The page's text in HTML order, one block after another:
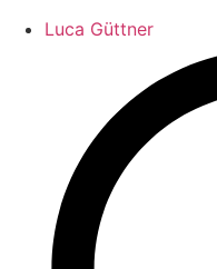
Luca Güttner